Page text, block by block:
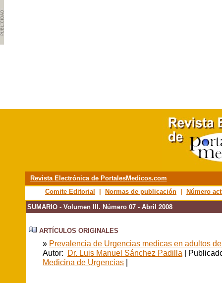
Revista Electrónica de PortalesMedicos.com
Comite Editorial
Normas de publicación Número
SUMARIO - Volumen III. Número 07 - Abril 2008
ARTÍCULOS ORIGINALES
» Prevalencia de Urgencias medicas en adultos
Autor: Dr. Luis Manuel Sánchez Padilla |
Medicina de Urgencias |